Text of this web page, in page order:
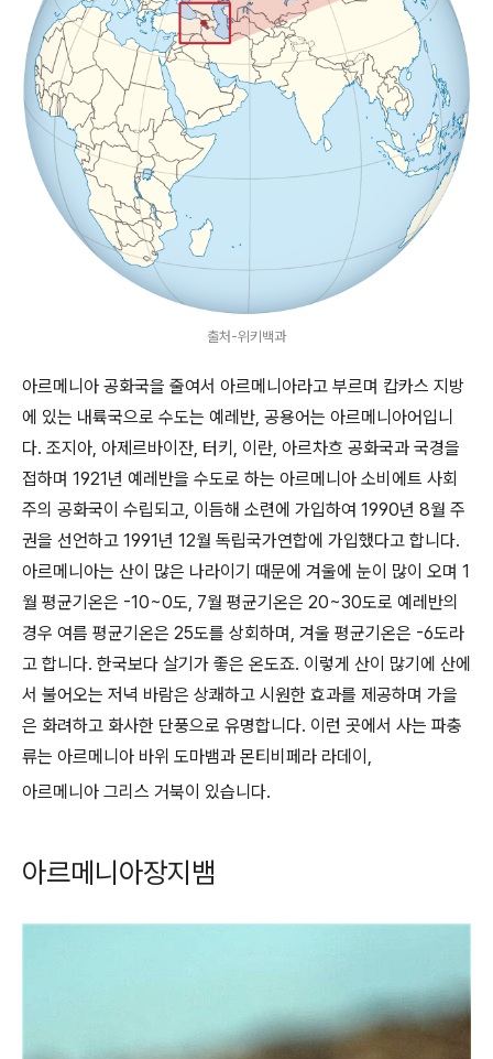
출처-위키백과
아르메니아 공화국을 줄여서 아르메니아라고 부르며 캅카스 지방
에 있는 내륙국으로 수도는 예레반, 공용어는 아르메니아어입니
다. 조지아, 아제르바이잔, 터키, 이란, 아르차흐 공화국과 국경을
접하며 1921년 예레반을 수도로 하는 아르메니아 소비에트 사회
주의 공화국이 수립되고, 이듬해 소련에 가입하여 1990년 8월 주
권을 선언하고 1991년 12월 독립국가연합에 가입했다고 합니다.
아르메니아는 산이 많은 나라이기 때문에 겨울에 눈이 많이 오며 1
월 평균기온은 -10~0도, 7월 평균기온은 20~30도로 예레반의
경우 여름 평균기온은 25도를 상회하며, 겨울 평균기온은 -6도라
고 합니다. 한국보다 살기가 좋은 온도죠. 이렇게 산이 많기에 산에
서 불어오는 저녁 바람은 상쾌하고 시원한 효과를 제공하며 가을
은 화려하고 화사한 단풍으로 유명합니다. 이런 곳에서 사는 파충
류는 아르메니아 바위 도마뱀과 몬티비페라 라데이,
아르메니아 그리스 거북이 있습니다.
아르메니아장지뱀